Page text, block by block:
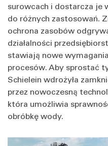
surowcach i dostarcza je
do różnych zastosowań.
ochrona zasobów
działalności
stawiają nowe
procesów. Aby sprostać
Schielein wdrożyła
przez nowoczesną
która umożliwia
obróbkę wody.